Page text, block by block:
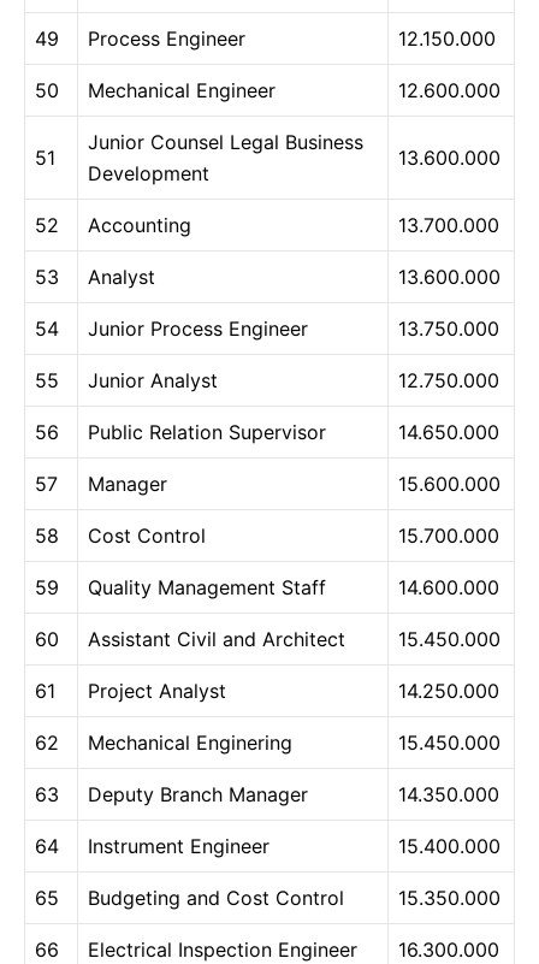
49 Process Engineer 12.150.000
50 Mechanical Engineer 12.600.000
51
Junior Counsel Legal Business
Development
13.600.000
52 Accounting 13.700.000
53 Analyst 13.600.000
54 Junior Process Engineer 13.750.000
55 Junior Analyst 12.750.000
56 Public Relation Supervisor 14.650.000
57 Manager 15.600.000
58 Cost Control 15.700.000
59 Quality Management Staff 14.600.000
60 Assistant Civil and Architect 15.450.000
61 Project Analyst 14.250.000
62 Mechanical Enginering 15.450.000
63 Deputy Branch Manager 14.350.000
64 Instrument Engineer 15.400.000
65 Budgeting and Cost Control 15.350.000
66 Electrical Inspection Engineer 16.300.000